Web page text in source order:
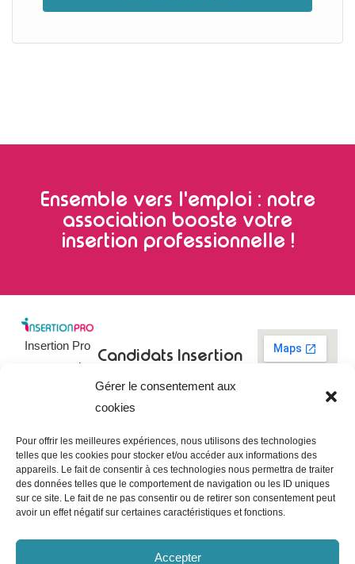
Gérer le consentement aux
cookies
Pour offrir les meilleures expériences, nous utilisons des technologies
telles que les cookies pour stocker et/ou accéder aux informations des
appareils. Le fait de consentir à ces technologies nous permettra de traiter
des données telles que le comportement de navigation ou les ID uniques
sur ce site. Le fait de ne pas consentir ou de retirer son consentement peut
avoir un effet négatif sur certaines caractéristiques et fonctions.
Accepter
Ensemble vers l'emploi : notre
association booste votre
insertion professionnelle !
Insertion Pro
est une action
pour
l’Insertion
Professionnelle ,
dédiée à
l’insertion et
Candidats
emploi
Tableau de
bord du
candidat
Entreprises
Poster une
Insertion
09 73 03 78
Contact
CGU
Mentions
légales
confidentialité